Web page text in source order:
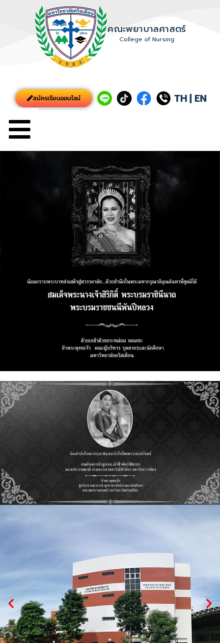
คณะพยาบาลศาสตร์
College of Nursing
สมัครเรียนออนไลน์ TH| EN